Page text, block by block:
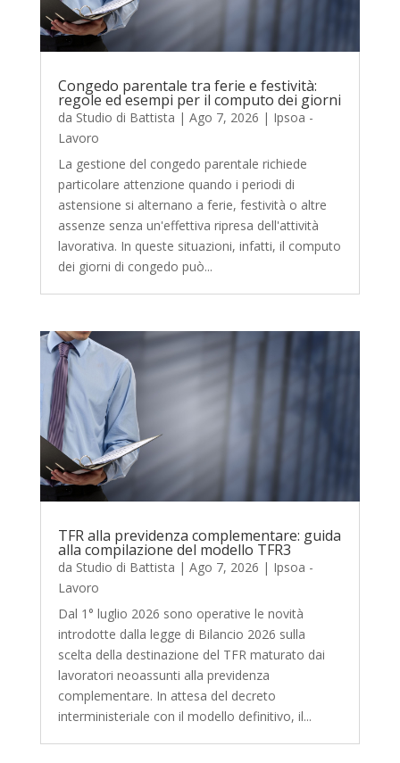
Congedo parentale tra ferie e festività:
regole ed esempi per il computo dei giorni
da Studio di Battista | Ago 7, 2026 | Ipsoa -
Lavoro
La gestione del congedo parentale richiede
particolare attenzione quando i periodi di
astensione si alternano a ferie, festività o altre
assenze senza un'effettiva ripresa dell'attività
lavorativa. In queste situazioni, infatti, il computo
dei giorni di congedo può...
TFR alla previdenza complementare: guida
alla compilazione del modello TFR3
da Studio di Battista | Ago 7, 2026 | Ipsoa -
Lavoro
Dal 1° luglio 2026 sono operative le novità
introdotte dalla legge di Bilancio 2026 sulla
scelta della destinazione del TFR maturato dai
lavoratori neoassunti alla previdenza
complementare. In attesa del decreto
interministeriale con il modello definitivo, il...